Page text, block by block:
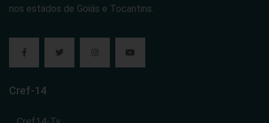
nos estados de Goiás e Tocantins.
Cref-14